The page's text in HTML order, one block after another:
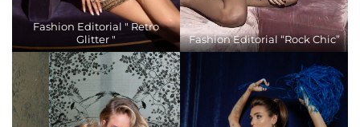
Fashion Editorial " Retro
Glitter "
Fashion Editorial “Rock Chic”